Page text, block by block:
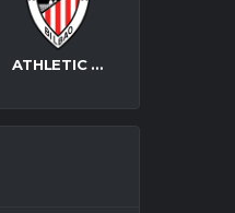
ATHLETIC BILBAO